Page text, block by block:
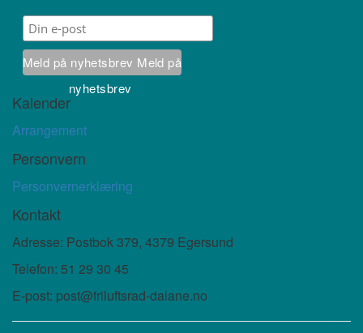
Meld på nyhetsbrev Meld på
nyhetsbrev
Kalender
Arrangement
Personvern
Personvernerklæring
Kontakt
Adresse: Postbok 379, 4379 Egersund
Telefon: 51 29 30 45
E-post: post@friluftsrad-dalane.no